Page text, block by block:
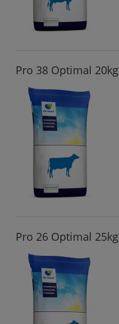
Pro 38 Optimal 20kg
Pro 26 Optimal 25kg